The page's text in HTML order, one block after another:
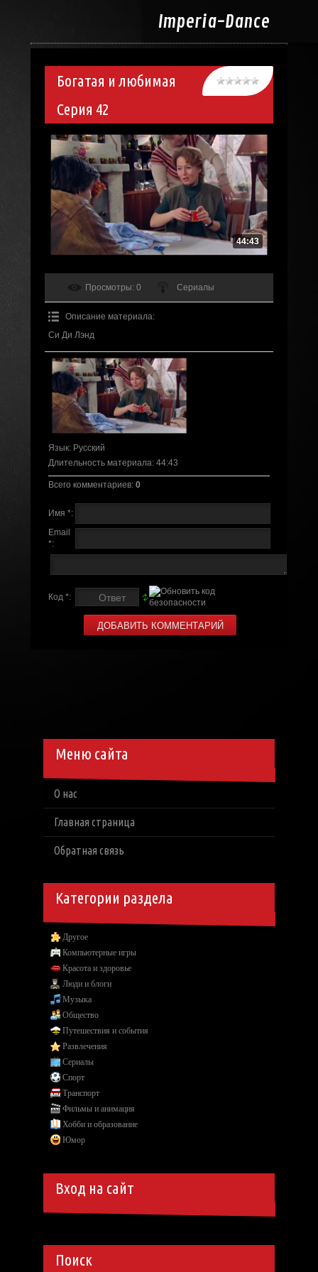
Imperia-Dance
Богатая и любимая
Серия 42
44:43
Просмотры: 0 Сериалы
Описание материала:
Си Ди Лэнд
Язык: Русский
Длительность материала: 44:43
Всего комментариев: 0
Имя *:
Email
*:
Код *:
Меню сайта
О нас
Главная страница
Обратная связь
Категории раздела
Другое
Компьютерные игры
Красота и здоровье
Люди и блоги
Музыка
Общество
Путешествия и события
Развлечения
Сериалы
Спорт
Транспорт
Фильмы и анимация
Хобби и образование
Юмор
Вход на сайт
Поиск